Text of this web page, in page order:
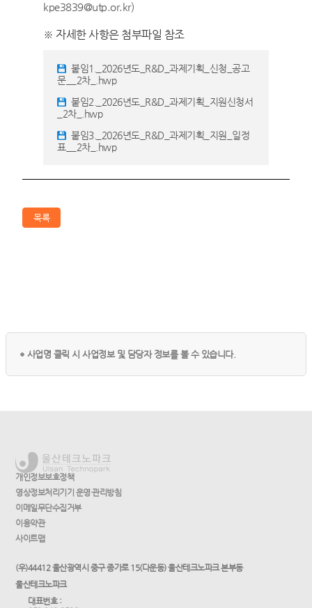
kpe3839@utp.or.kr)
※ 자세한 사항은 첨부파일 참조
붙임1._2026년도_R&D_과제기획_신청_공고
문__2차_.hwp
붙임2._2026년도_R&D_과제기획_지원신청서
_2차_.hwp
붙임3._2026년도_R&D_과제기획_지원_일정
표__2차_.hwp
목록
사업명 클릭 시 사업정보 및 담당자 정보를 볼 수 있습니다.
개인정보보호정책
영상정보처리기기 운영·관리방침
이메일무단수집거부
이용약관
사이트맵
(우)44412 울산광역시 중구 종가로 15(다운동) 울산테크노파크 본부동
울산테크노파크
대표번호 :